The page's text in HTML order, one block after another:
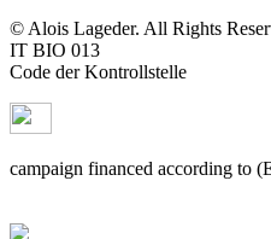
© Alois Lageder. All Rights
IT BIO 013
Code der Kontrollstelle
campaign financed according to